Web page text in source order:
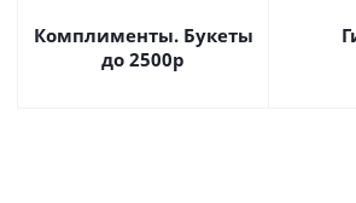
Комплименты. Букеты
до 2500р